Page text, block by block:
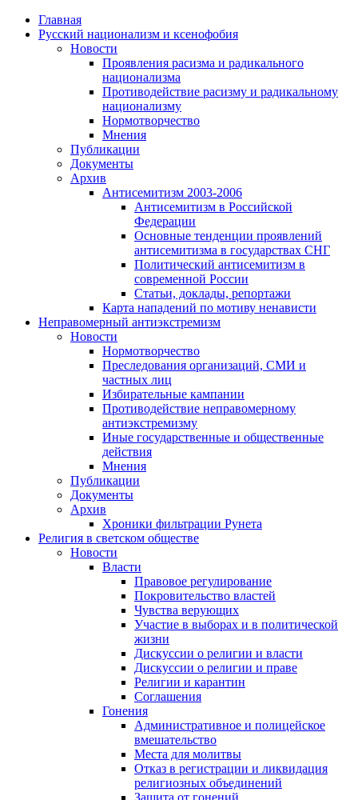
Главная
Русский национализм и ксенофобия
Новости
Проявления расизма и радикального
национализма
Противодействие расизму и радикальному
национализму
Нормотворчество
Мнения
Публикации
Документы
Архив
Антисемитизм 2003-2006
Антисемитизм в Российской
Федерации
Основные тенденции проявлений
антисемитизма в государствах СНГ
Политический антисемитизм в
современной России
Статьи, доклады, репортажи
Карта нападений по мотиву ненависти
Неправомерный антиэкстремизм
Новости
Нормотворчество
Преследования организаций, СМИ и
частных лиц
Избирательные кампании
Противодействие неправомерному
антиэкстремизму
Иные государственные и общественные
действия
Мнения
Публикации
Документы
Архив
Хроники фильтрации Рунета
Религия в светском обществе
Новости
Власти
Правовое регулирование
Покровительство властей
Чувства верующих
Участие в выборах и в политической
жизни
Дискуссии о религии и власти
Дискуссии о религии и праве
Религии и карантин
Соглашения
Гонения
Административное и полицейское
вмешательство
Места для молитвы
Отказ в регистрации и ликвидация
религиозных объединений